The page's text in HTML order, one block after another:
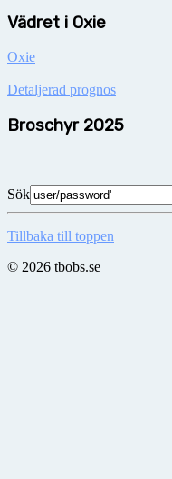
Vädret i Oxie
Oxie
Detaljerad prognos
Broschyr 2025
Sök
Tillbaka till toppen
© 2026 tbobs.se